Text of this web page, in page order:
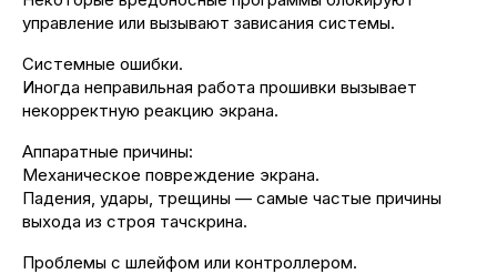
управление или вызывают зависания системы.
Системные ошибки.
Иногда неправильная работа прошивки вызывает
некорректную реакцию экрана.
Аппаратные причины:
Механическое повреждение экрана.
Падения, удары, трещины — самые частые причины
выхода из строя тачскрина.
Проблемы с шлейфом или контроллером.